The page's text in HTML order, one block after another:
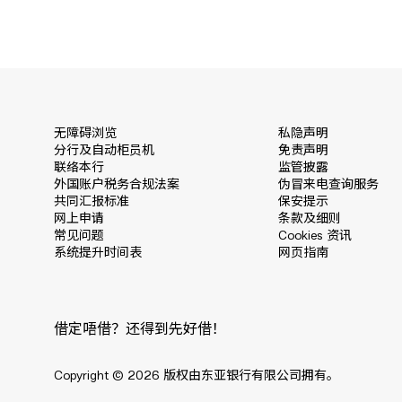
无障碍浏览
分行及自动柜员机
联络本行
外国账户税务合规法案
共同汇报标准
网上申请
常见问题
系统提升时间表
私隐声明
免责声明
监管披露
伪冒来电查询服务
保安提示
条款及细则
Cookies 资讯
网页指南
借定唔借？还得到先好借！
Copyright © 2026 版权由东亚银行有限公司拥有。